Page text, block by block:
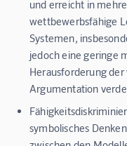
und erreicht in
wettbewerbsfähige
Systemen,
jedoch eine geringe
Herausforderung
Argumentation
symbolisches